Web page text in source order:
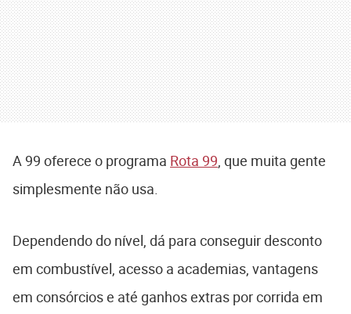
A 99 oferece o programa Rota 99 , que muita gente
simplesmente não usa.
Dependendo do nível, dá para conseguir desconto
em combustível, acesso a academias, vantagens
em consórcios e até ganhos extras por corrida em